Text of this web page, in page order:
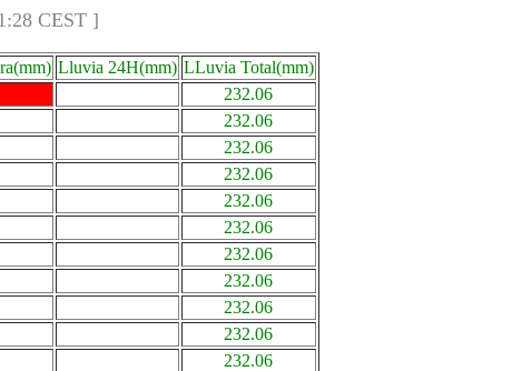
CEST ]
Lluvia 24H(mm) LLuvia Total(mm)
232.06
232.06
232.06
232.06
232.06
232.06
232.06
232.06
232.06
232.06
232.06